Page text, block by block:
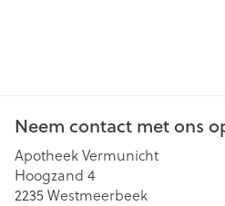
Neem contact met ons
Apotheek Vermunicht
Hoogzand 4
2235Westmeerbeek